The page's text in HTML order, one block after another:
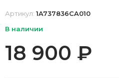
Артикул: 1A737836CA010
В наличии
18 900 ₽